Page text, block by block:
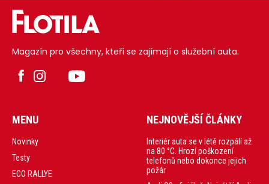
Magazín pro všechny, kteří se zajímají o služební auta.
MENU
Novinky
Testy
ECO RALLYE
NEJNOVĚJŠÍ ČLÁNKY
Interiér auta se v létě rozpálí až
na 80 °C. Hrozí poškození
telefonů nebo dokonce jejich
požár